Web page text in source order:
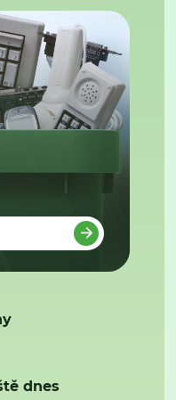
dnes